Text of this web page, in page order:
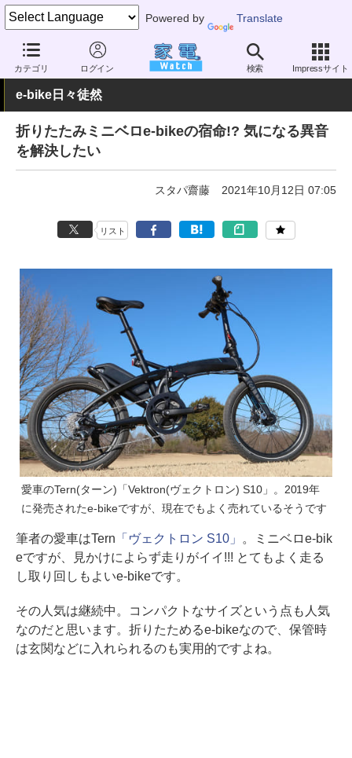
Powered by Translate
カテゴリ ログイン 検索 Impressサイト
家電 Watch その他・家電 アウトドア 電動自転車
e-bike日々徒然
折りたたみミニベロe-bikeの宿命!? 気になる異音
を解決したい
スタパ齋藤 2021年10月12日 07:05
リスト
愛車のTern(ターン)「Vektron(ヴェクトロン) S10」。2019年
に発売されたe-bikeですが、現在でもよく売れているそうです
筆者の愛車はTern 「ヴェクトロン S10」
。ミニベロe-bik
eですが、見かけによらず走りがイイ!!! とてもよく走る
し取り回しもよいe-bikeです。
その人気は継続中。コンパクトなサイズという点も人気
なのだと思います。折りたためるe-bikeなので、保管時
は玄関などに入れられるのも実用的ですよね。